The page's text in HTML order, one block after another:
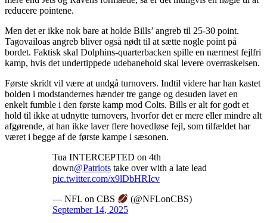
reducere pointene.
Men det er ikke nok bare at holde Bills’ angreb til 25-30 point.
Tagovailoas angreb bliver også nødt til at sætte nogle point på
bordet. Faktisk skal Dolphins-quarterbacken spille en nærmest fejlfri
kamp, hvis det undertippede udebanehold skal levere overraskelsen.
Første skridt vil være at undgå turnovers. Indtil videre har han kastet
bolden i modstandernes hænder tre gange og desuden lavet en
enkelt fumble i den første kamp mod Colts. Bills er alt for godt et
hold til ikke at udnytte turnovers, hvorfor det er mere eller mindre alt
afgørende, at han ikke laver flere hovedløse fejl, som tilfældet har
været i begge af de første kampe i sæsonen.
Tua INTERCEPTED on 4th
down@Patriots take over with a late lead
pic.twitter.com/x9lDbHRIcv
— NFL on CBS
(@NFLonCBS)
September 14, 2025